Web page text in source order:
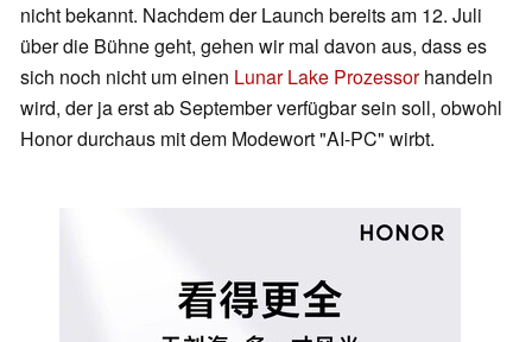
nicht bekannt. Nachdem der Launch bereits am 12. Juli
über die Bühne geht, gehen wir mal davon aus, dass es
sich noch nicht um einen Lunar Lake Prozessorhandeln
wird, der ja erst ab September verfügbar sein soll, obwohl
Honor durchaus mit dem Modewort "AI-PC" wirbt.